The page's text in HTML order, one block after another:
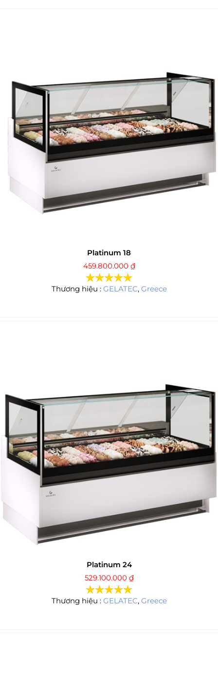
Platinum 18
459.800.000₫
Thương hiệu : GELATEC, Greece
Platinum 24
529.100.000₫
Thương hiệu : GELATEC, Greece